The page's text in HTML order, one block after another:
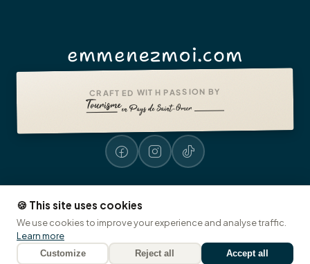
emmenezmoi.com
CRAFTED WITH PASSION BY
Tourist Office of Pays de Saint-Omer🍪 Cookies
🍪 This site uses cookies
We use cookies to improve your experience and analyse traffic.
Learn more
Customize Reject all Accept all